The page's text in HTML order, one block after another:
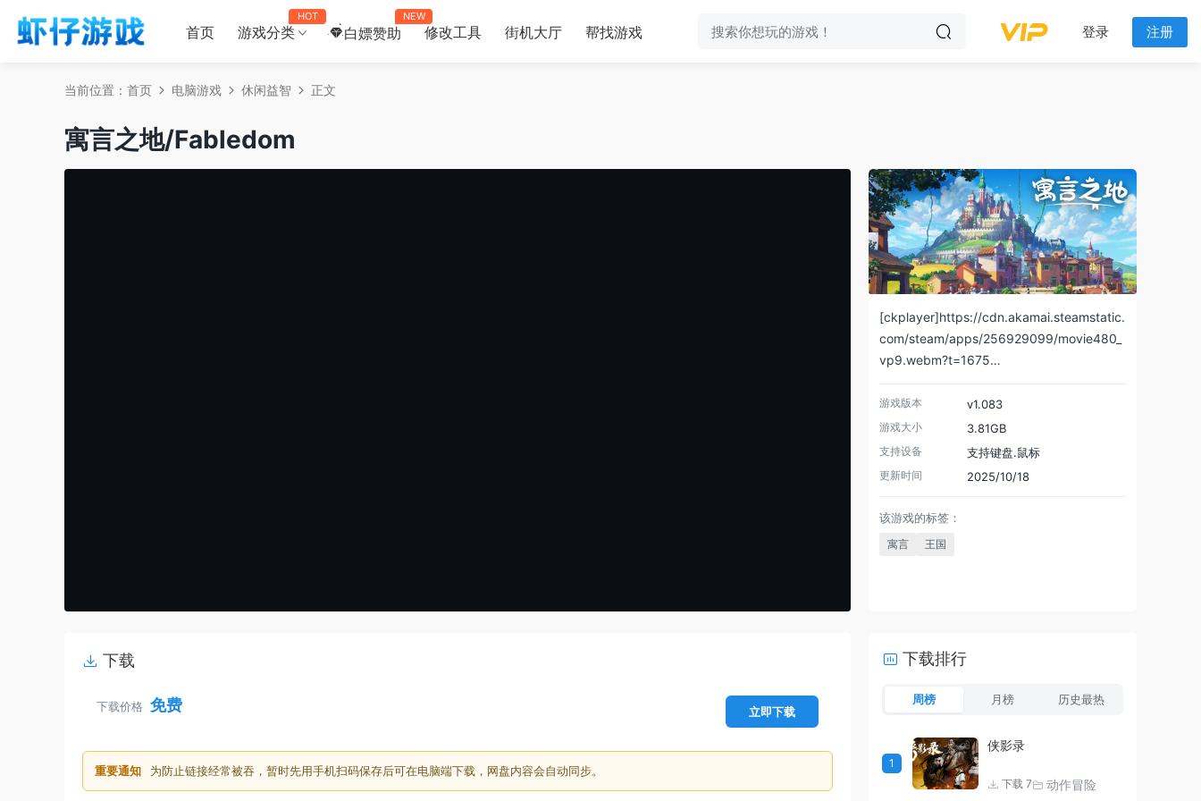
首页 游戏分类
HOT
白嫖赞助
NEW
修改工具 街机大厅 帮找游戏 登录 注册
当前位置： 首页 电脑游戏 休闲益智 正文
寓言之地/Fabledom
[ckplayer]https://cdn.akamai.steamstatic.
com/steam/apps/256929099/movie480_
vp9.webm?t=1675…
游戏版本 v1.083
游戏大小 3.81GB
支持设备 支持键盘.鼠标
更新时间 2025/10/18
该游戏的标签：
寓言 王国
下载
下载价格 免费 立即下载
重要通知 为防止链接经常被吞，暂时先用手机扫码保存后可在电脑端下载，网盘内容会自动同步。
下载排行
周榜 月榜 历史最热
1
侠影录
下载 7 动作冒险